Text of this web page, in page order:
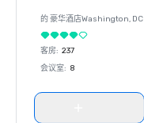
的 豪华酒店Washington, DC
客房: 237
会议室: 8